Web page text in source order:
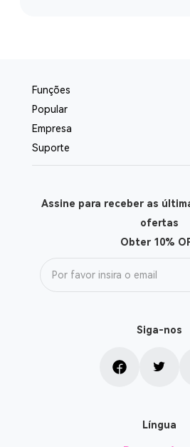
Funções
Popular
Empresa
Suporte
Assine para receber as
ofertas
Obter 10%
Siga-nos
Língua